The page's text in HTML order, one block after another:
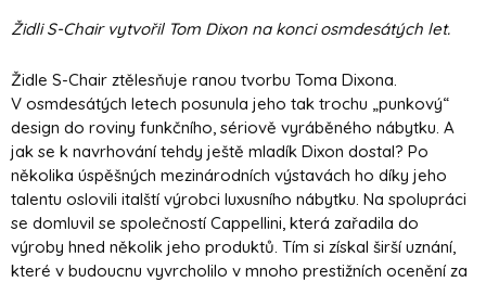
Židli S-Chair vytvořil Tom Dixon na konci osmdesátých let.
Židle S-Chair ztělesňuje ranou tvorbu Toma Dixona.
V osmdesátých letech posunula jeho tak trochu „punkový“
design do roviny funkčního, sériově vyráběného nábytku. A
jak se k navrhování tehdy ještě mladík Dixon dostal? Po
několika úspěšných mezinárodních výstavách ho díky jeho
talentu oslovili italští výrobci luxusního nábytku. Na spolupráci
se domluvil se společností Cappellini, která zařadila do
výroby hned několik jeho produktů. Tím si získal širší uznání,
které v budoucnu vyvrcholilo v mnoho prestižních ocenění za